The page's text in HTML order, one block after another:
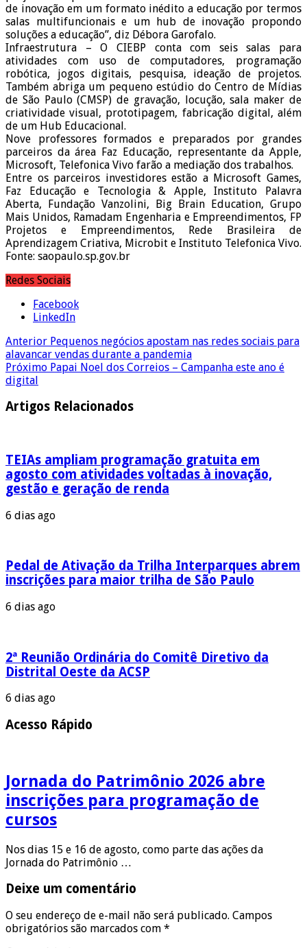
de inovação em um formato inédito a educação por termos
salas multifuncionais e um hub de inovação propondo
soluções a educação”, diz Débora Garofalo.
Infraestrutura – O CIEBP conta com seis salas para
atividades com uso de computadores, programação
robótica, jogos digitais, pesquisa, ideação de projetos.
Também abriga um pequeno estúdio do Centro de Mídias
de São Paulo (CMSP) de gravação, locução, sala maker de
criatividade visual, prototipagem, fabricação digital, além
de um Hub Educacional.
Nove professores formados e preparados por grandes
parceiros da área Faz Educação, representante da Apple,
Microsoft, Telefonica Vivo farão a mediação dos trabalhos.
Entre os parceiros investidores estão a Microsoft Games,
Faz Educação e Tecnologia & Apple, Instituto Palavra
Aberta, Fundação Vanzolini, Big Brain Education, Grupo
Mais Unidos, Ramadam Engenharia e Empreendimentos, FP
Projetos e Empreendimentos, Rede Brasileira de
Aprendizagem Criativa, Microbit e Instituto Telefonica Vivo.
Fonte: saopaulo.sp.gov.br
Redes Sociais
Facebook
LinkedIn
Anterior Pequenos negócios apostam nas redes sociais para
alavancar vendas durante a pandemia
Próximo Papai Noel dos Correios – Campanha este ano é
digital
Artigos Relacionados
TEIAs ampliam programação gratuita em
agosto com atividades voltadas à inovação,
gestão e geração de renda
6 dias ago
Pedal de Ativação da Trilha Interparques abrem
inscrições para maior trilha de São Paulo
6 dias ago
2ª Reunião Ordinária do Comitê Diretivo da
Distrital Oeste da ACSP
6 dias ago
Acesso Rápido
Jornada do Patrimônio 2026 abre
inscrições para programação de
cursos
Nos dias 15 e 16 de agosto, como parte das ações da
Jornada do Patrimônio …
Deixe um comentário
O seu endereço de e-mail não será publicado. Campos
obrigatórios são marcados com *